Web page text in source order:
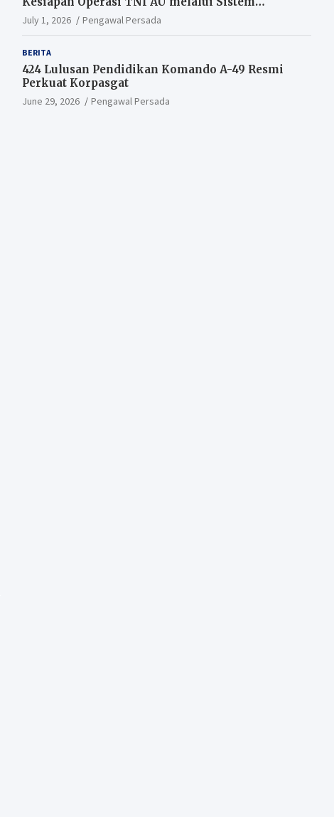
Kesehatan Andal
July 1, 2026 Pengawal Persada
BERITA
424 Lulusan Pendidikan Komando A-49 Resmi
Perkuat Korpasgat
June 29, 2026 Pengawal Persada